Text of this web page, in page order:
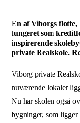
En af Viborgs flotte,
fungeret som
inspirerende
private Realskole.
Viborg private
nuværende lokaler
Nu har skolen også
bygninger, som